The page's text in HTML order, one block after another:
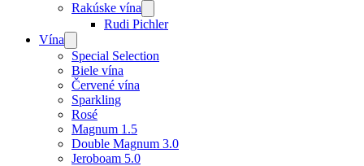
Rakúske vína
menu
Rudi Pichler
Vína
menu
Special Selection
Biele vína
Červené vína
Sparkling
Rosé
Magnum 1.5
Double Magnum 3.0
Jeroboam 5.0